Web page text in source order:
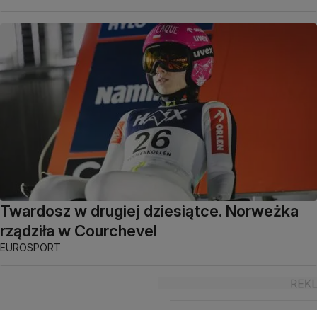
Twardosz w drugiej dziesiątce. Norweżka
rządziła w Courchevel
EUROSPORT